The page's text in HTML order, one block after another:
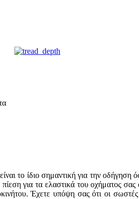
το ίδιο σημαντική για την
για τα ελαστικά του οχήματος σας
Έχετε υπόψη σας ότι οι σωστές